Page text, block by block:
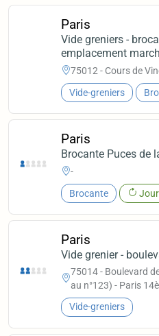
Paris
Vide greniers -
emplacement
75012 - Cours de
Vide-greniers
Paris
Brocante Puces de
-
Brocante
Paris
Vide grenier -
75014 - Boulevard
au n°123) - Paris
Vide-greniers